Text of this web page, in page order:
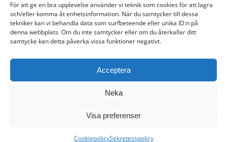
För att ge en bra upplevelse använder vi teknik som cookies för att lagra
och/eller komma åt enhetsinformation. När du samtycker till dessa
tekniker kan vi behandla data som surfbeteende eller unika ID:n på
denna webbplats. Om du inte samtycker eller om du återkallar ditt
samtycke kan detta påverka vissa funktioner negativt.
Acceptera
Neka
Visa preferenser
CookiepolicySekretesspolicy
Så behandlar vi personuppgifter:
KyrkAs personuppgiftspolicy
Följ oss på Facebook
Policy för sociala medier